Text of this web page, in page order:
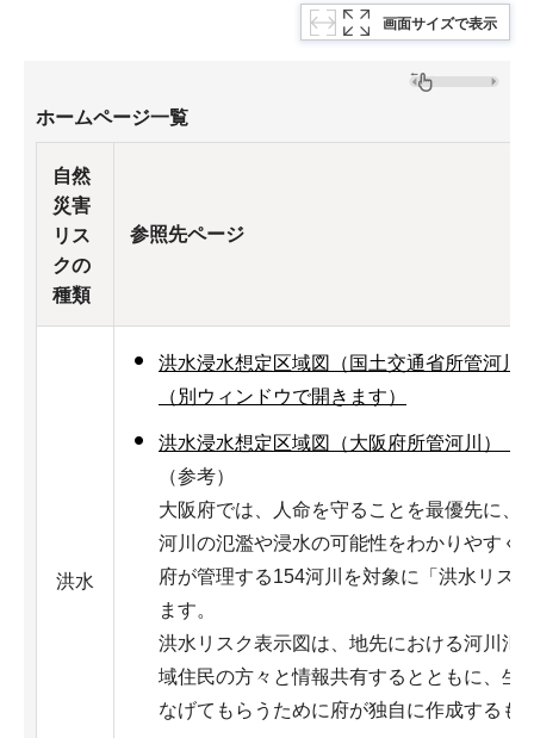
画面サイズで表示
ホームページ一覧
自然
災害
リス
クの
種類
参照先ページ
洪水
洪水浸水想定区域図（国土交通省所管河川
（別ウィンドウで開きます）
洪水浸水想定区域図（大阪府所管河川）（
（参考）
大阪府では、人命を守ることを最優先に、
河川の氾濫や浸水の可能性をわかりやすく
府が管理する154河川を対象に「洪水リス
ます。
洪水リスク表示図は、地先における河川氾
域住民の方々と情報共有するとともに、生
なげてもらうために府が独自に作成するも